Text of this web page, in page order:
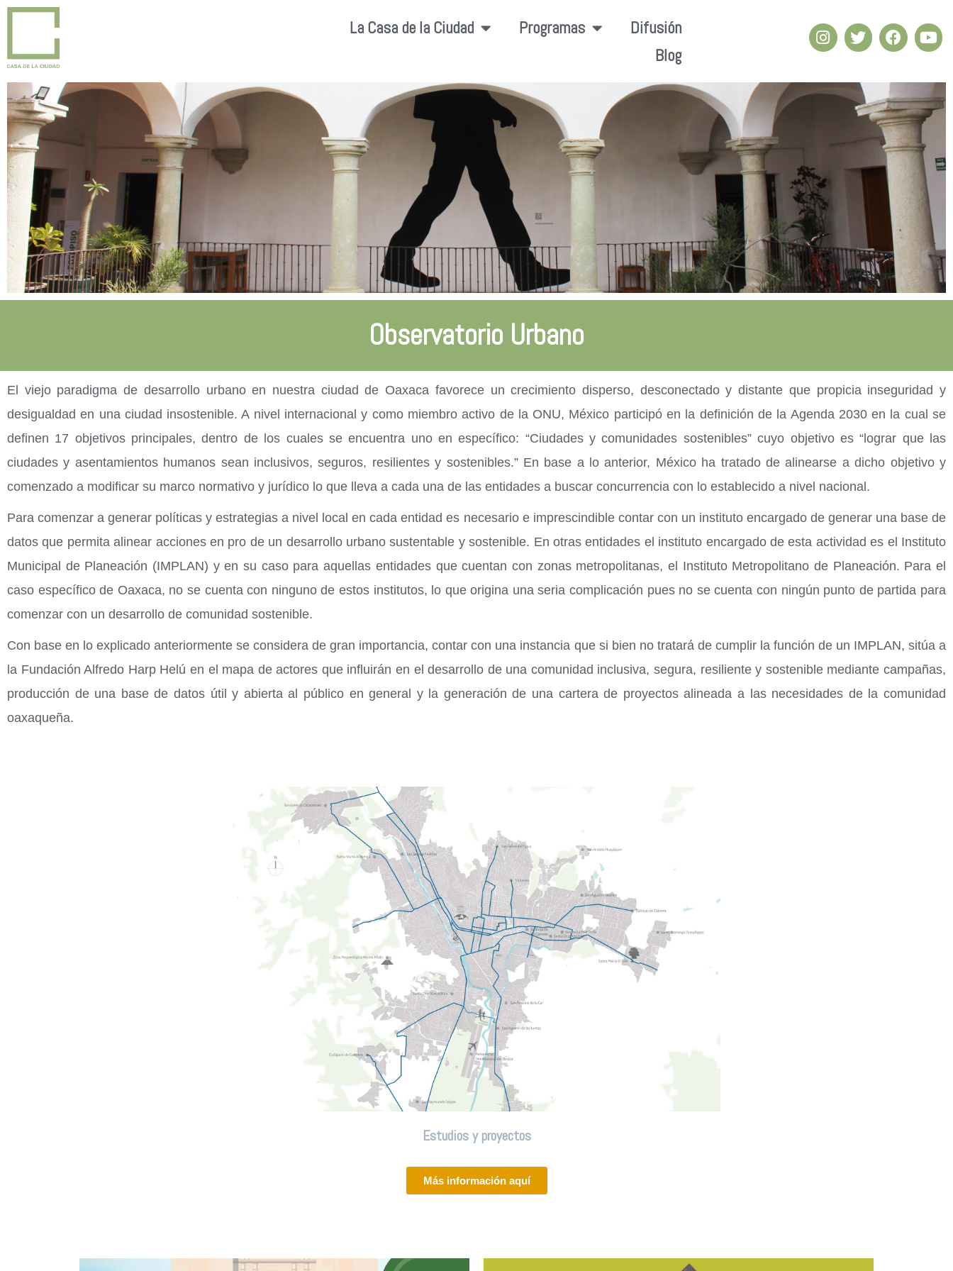
La Casa de la Ciudad Programas
Difusión
Blog
Observatorio Urbano
El viejo paradigma de desarrollo urbano en nuestra ciudad de Oaxaca favorece un crecimiento disperso, desconectado y distante que propicia inseguridad y
desigualdad en una ciudad insostenible. A nivel internacional y como miembro activo de la ONU, México participó en la definición de la Agenda 2030 en la cual se
definen 17 objetivos principales, dentro de los cuales se encuentra uno en específico: “Ciudades y comunidades sostenibles” cuyo objetivo es “lograr que las
ciudades y asentamientos humanos sean inclusivos, seguros, resilientes y sostenibles.” En base a lo anterior, México ha tratado de alinearse a dicho objetivo y
comenzado a modificar su marco normativo y jurídico lo que lleva a cada una de las entidades a buscar concurrencia con lo establecido a nivel nacional.
Para comenzar a generar políticas y estrategias a nivel local en cada entidad es necesario e imprescindible contar con un instituto encargado de generar una base de
datos que permita alinear acciones en pro de un desarrollo urbano sustentable y sostenible. En otras entidades el instituto encargado de esta actividad es el Instituto
Municipal de Planeación (IMPLAN) y en su caso para aquellas entidades que cuentan con zonas metropolitanas, el Instituto Metropolitano de Planeación. Para el
caso específico de Oaxaca, no se cuenta con ninguno de estos institutos, lo que origina una seria complicación pues no se cuenta con ningún punto de partida para
comenzar con un desarrollo de comunidad sostenible.
Con base en lo explicado anteriormente se considera de gran importancia, contar con una instancia que si bien no tratará de cumplir la función de un IMPLAN, sitúa a
la Fundación Alfredo Harp Helú en el mapa de actores que influirán en el desarrollo de una comunidad inclusiva, segura, resiliente y sostenible mediante campañas,
producción de una base de datos útil y abierta al público en general y la generación de una cartera de proyectos alineada a las necesidades de la comunidad
oaxaqueña.
Estudios y proyectos
Más información aquí